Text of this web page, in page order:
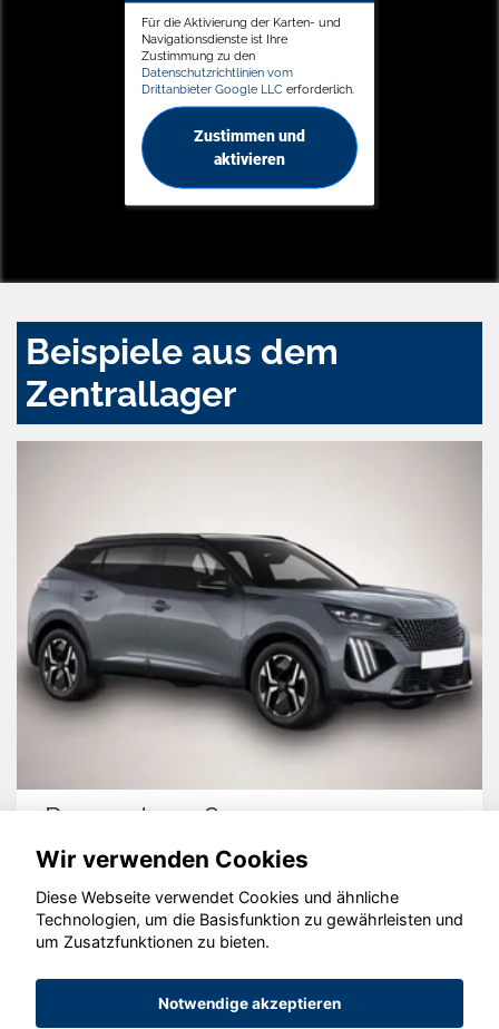
Für die Aktivierung der Karten- und
Navigationsdienste ist Ihre
Zustimmung zu den
Datenschutzrichtlinien vom
Drittanbieter Google LLC erforderlich.
Zustimmen und
aktivieren
Beispiele aus dem
Zentrallager
Peugeot 2008
© konjunkturmotor.de GmbH 2020 - 2026
Wir verwenden Cookies
Diese Webseite verwendet Cookies und ähnliche
Technologien, um die Basisfunktion zu gewährleisten und
um Zusatzfunktionen zu bieten.
Notwendige akzeptieren